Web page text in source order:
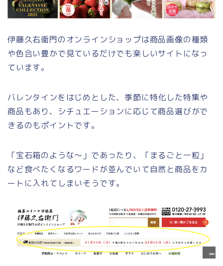
伊藤久右衛門のオンラインショップは商品画像の種類
や色合い豊かで見ているだけでも楽しいサイトになっ
ています。
バレンタインをはじめとした、季節に特化した特集や
商品もあり、シチュエーションに応じて商品選びがで
きるのもポイントです。
「宝石箱のような〜」であったり、「まるごと一粒」
など食べたくなるワードが並んでいて自然と商品をカ
ートに入れてしまいそうです。